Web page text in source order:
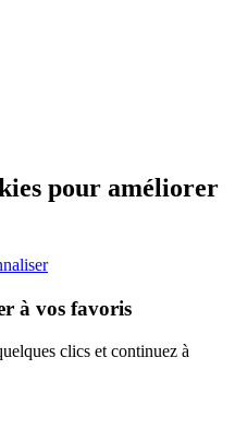
pour améliorer
à vos favoris
clics et continuez à